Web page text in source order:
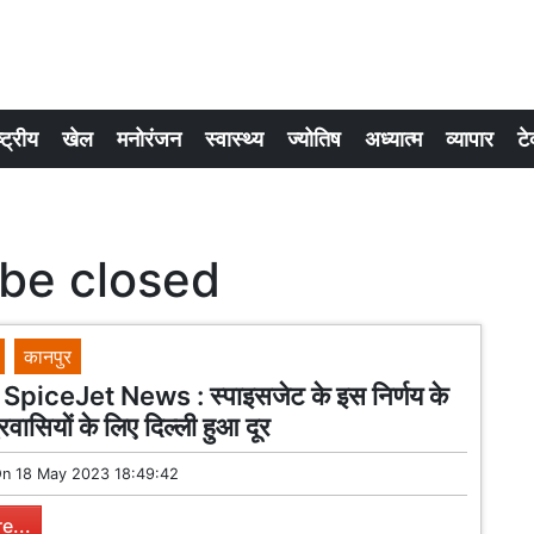
खेल मनोरंजन स्वास्थ्य ज्योतिष अध्यात्म व्यापार
closed
कानपुर
News : स्पाइसजेट के इस निर्णय के
के लिए दिल्ली हुआ दूर
18 May 2023 18:49:42